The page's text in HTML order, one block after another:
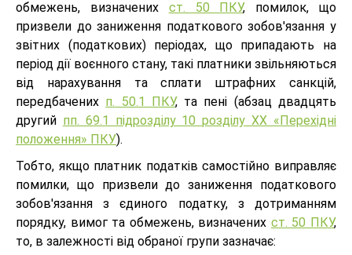
обмежень, визначених ст. 50 ПКУ, помилок, що
призвели до заниження податкового зобов'язання у
звітних (податкових) періодах, що припадають на
період дії воєнного стану, такі платники звільняються
від нарахування та сплати штрафних санкцій,
передбачених п. 50.1 ПКУ, та пені (абзац двадцять
другий пп. 69.1 підрозділу 10 розділу ХХ «Перехідні
положення» ПКУ).
Тобто, якщо платник податків самостійно виправляє
помилки, що призвели до заниження податкового
зобов'язання з єдиного податку, з дотриманням
порядку, вимог та обмежень, визначених ст. 50 ПКУ,
то, в залежності від обраної групи зазначає: